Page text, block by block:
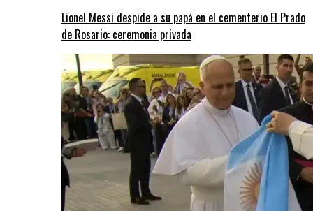
Lionel Messi despide a su papá en el cementerio El Prado
de Rosario: ceremonia privada